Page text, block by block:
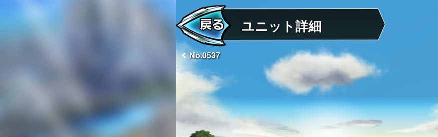
ユニット詳細
No.0537